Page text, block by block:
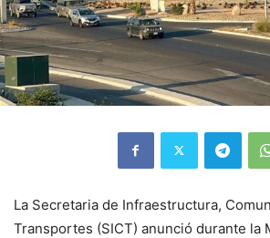
La Secretaria de Infraestructura,
Transportes (SICT) anunció durante la